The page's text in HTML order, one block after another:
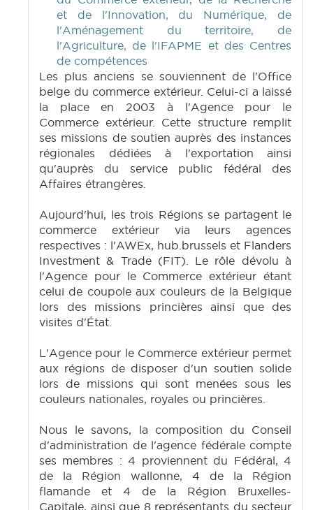
et de l'Innovation, du Numérique, de
l'Aménagement du territoire, de
l'Agriculture, de l'IFAPME et des Centres
de compétences
Les plus anciens se souviennent de l'Office
belge du commerce extérieur. Celui-ci a laissé
la place en 2003 à l'Agence pour le
Commerce extérieur. Cette structure remplit
ses missions de soutien auprès des instances
régionales dédiées à l'exportation ainsi
qu'auprès du service public fédéral des
Affaires étrangères.
Aujourd'hui, les trois Régions se partagent le
commerce extérieur via leurs agences
respectives : l'AWEx, hub.brussels et Flanders
Investment & Trade (FIT). Le rôle dévolu à
l'Agence pour le Commerce extérieur étant
celui de coupole aux couleurs de la Belgique
lors des missions princières ainsi que des
visites d'État.
L'Agence pour le Commerce extérieur permet
aux régions de disposer d'un soutien solide
lors de missions qui sont menées sous les
couleurs nationales, royales ou princières.
Nous le savons, la composition du Conseil
d'administration de l'agence fédérale compte
ses membres : 4 proviennent du Fédéral, 4
de la Région wallonne, 4 de la Région
flamande et 4 de la Région Bruxelles-
Capitale, ainsi que 8 représentants du secteur